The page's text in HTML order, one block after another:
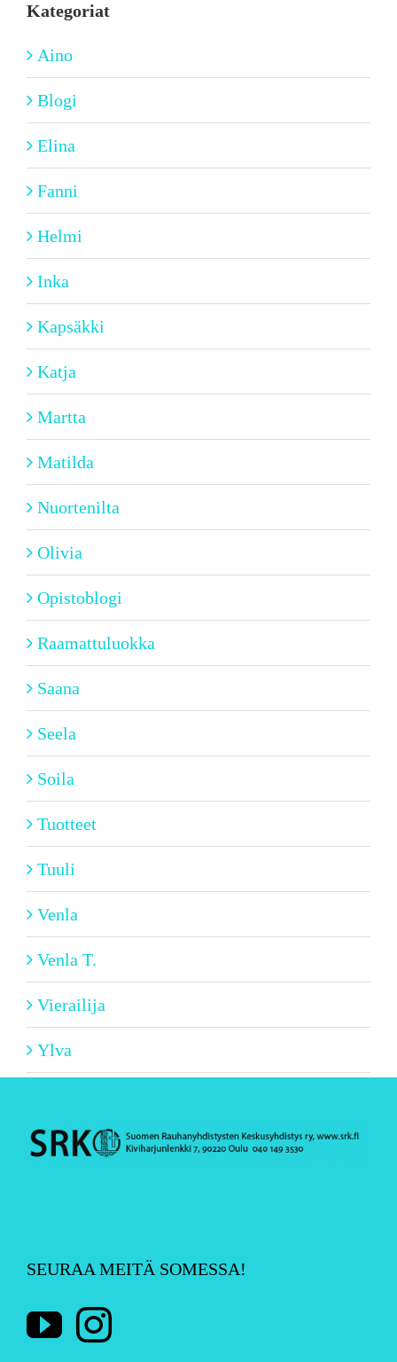
Kategoriat
Aino
Blogi
Elina
Fanni
Helmi
Inka
Kapsäkki
Katja
Martta
Matilda
Nuortenilta
Olivia
Opistoblogi
Raamattuluokka
Saana
Seela
Soila
Tuotteet
Tuuli
Venla
Venla T.
Vierailija
Ylva
SEURAA MEITÄ SOMESSA!